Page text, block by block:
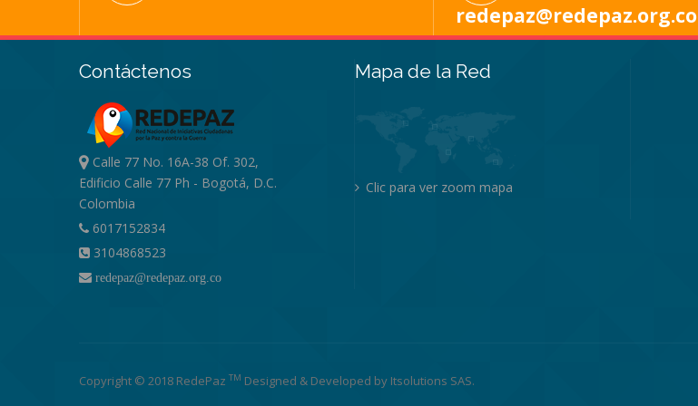
redepaz@redepaz.org.co
Contáctenos
Calle 77 No. 16A-38 Of. 302,
Edificio Calle 77 Ph - Bogotá, D.C.
Colombia
6017152834
3104868523
redepaz@redepaz.org.co
Mapa de la Red
Clic para ver zoom mapa
Copyright © 2018 RedePaz TM Designed & Developed by Itsolutions SAS.